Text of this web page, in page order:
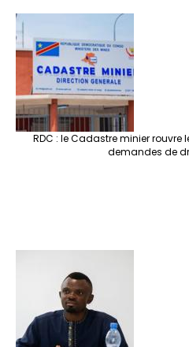
RDC : le Cadastre minier rouvre
demandes de